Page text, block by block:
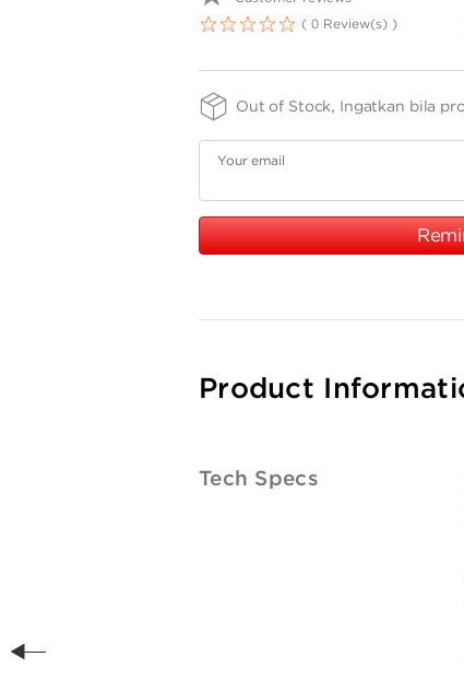
( 0 Review(s) )
Out of Stock, Ingatkan bila
Your email
Product
Tech Specs